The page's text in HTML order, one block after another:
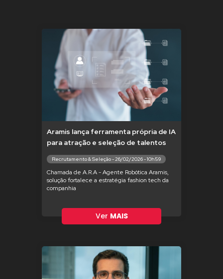
Aramis lança ferramenta própria de IA
para atração e seleção de talentos
Recrutamento & Seleção - 26/02/2026 - 10h59
Chamada de A.R.A - Agente Robótica Aramis,
solução fortalece a estratégia fashion tech da
companhia
Ver MAIS